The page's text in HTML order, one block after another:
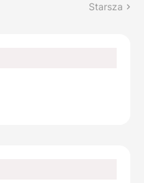
Starsza